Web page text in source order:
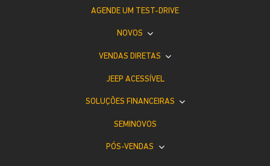
AGENDE UM TEST-DRIVE
NOVOS
VENDAS DIRETAS
JEEP ACESSÍVEL
SOLUÇÕES FINANCEIRAS
SEMINOVOS
PÓS-VENDAS